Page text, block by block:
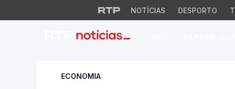
NOTÍCIAS DESPORTO
Governo avança
ECONOMIA